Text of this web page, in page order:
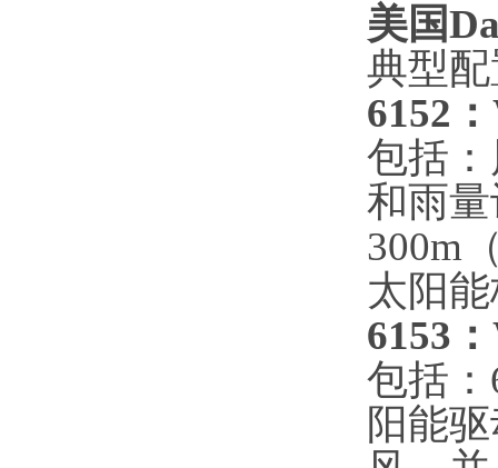
美国
典型
6152 ：
包括
和雨
300m
太阳
6153 ：
包括
阳能